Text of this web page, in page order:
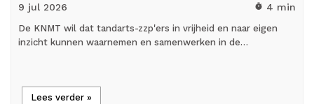
9 jul 2026 timer 4 min
De KNMT wil dat tandarts-zzp'ers in vrijheid en naar eigen
inzicht kunnen waarnemen en samenwerken in de…
Lees verder »